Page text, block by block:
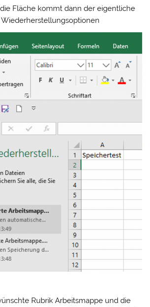
Fläche kommt dann der eigentliche
Rubrik Arbeitsmappe und die